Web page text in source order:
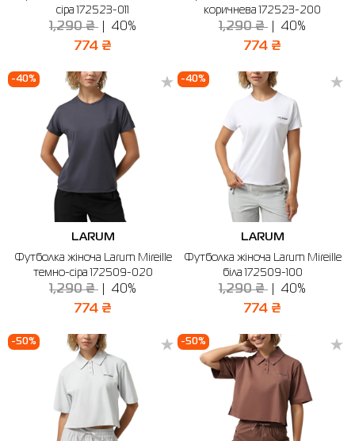
сіра 172523-011
1,290 ₴ 40%
774 ₴
коричнева 172523-200
1,290 ₴ 40%
774 ₴
-40%
LARUM
Футболка жіноча Larum Mireille
темно-сіра 172509-020
1,290 ₴ 40%
774 ₴
-40%
LARUM
Футболка жіноча Larum Mireille
біла 172509-100
1,290 ₴ 40%
774 ₴
-50% -50%